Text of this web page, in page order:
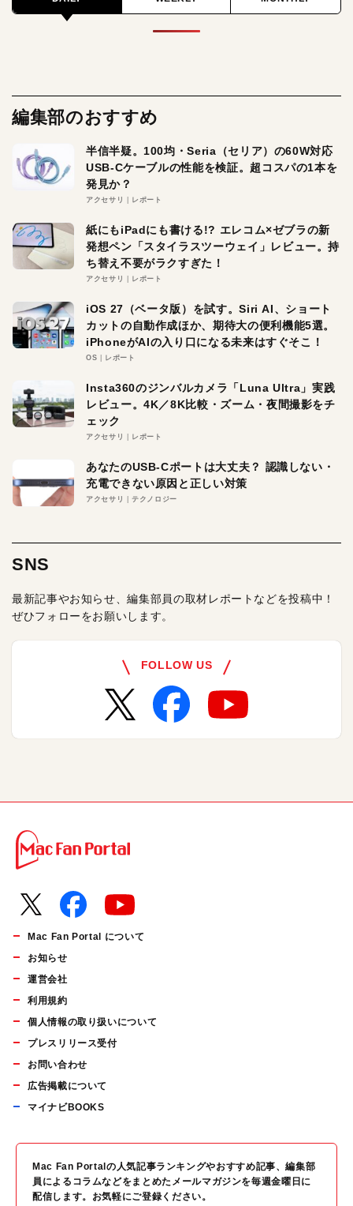
編集部のおすすめ
半信半疑。100均・Seria（セリア）の60W対応
USB-Cケーブルの性能を検証。超コスパの1本を
発見か？
アクセサリ レポート
紙にもiPadにも書ける!? エレコム×ゼブラの新
発想ペン「スタイラスツーウェイ」レビュー。持
ち替え不要がラクすぎた！
アクセサリ レポート
iOS 27（ベータ版）を試す。Siri AI、ショート
カットの自動作成ほか、期待大の便利機能5選。
iPhoneがAIの入り口になる未来はすぐそこ！
OS レポート
Insta360のジンバルカメラ「Luna Ultra」実践
レビュー。4K／8K比較・ズーム・夜間撮影をチ
ェック
アクセサリ レポート
あなたのUSB-Cポートは大丈夫？ 認識しない・
充電できない原因と正しい対策
アクセサリ テクノロジー
SNS
最新記事やお知らせ、編集部員の取材レポートなどを投稿中！
ぜひフォローをお願いします。
FOLLOW US
Mac Fan Portal について
お知らせ
運営会社
利用規約
個人情報の取り扱いについて
プレスリリース受付
お問い合わせ
広告掲載について
マイナビBOOKS
Mac Fan Portalの人気記事ランキングやおすすめ記事、編集部
員によるコラムなどをまとめたメールマガジンを毎週金曜日に
配信します。お気軽にご登録ください。